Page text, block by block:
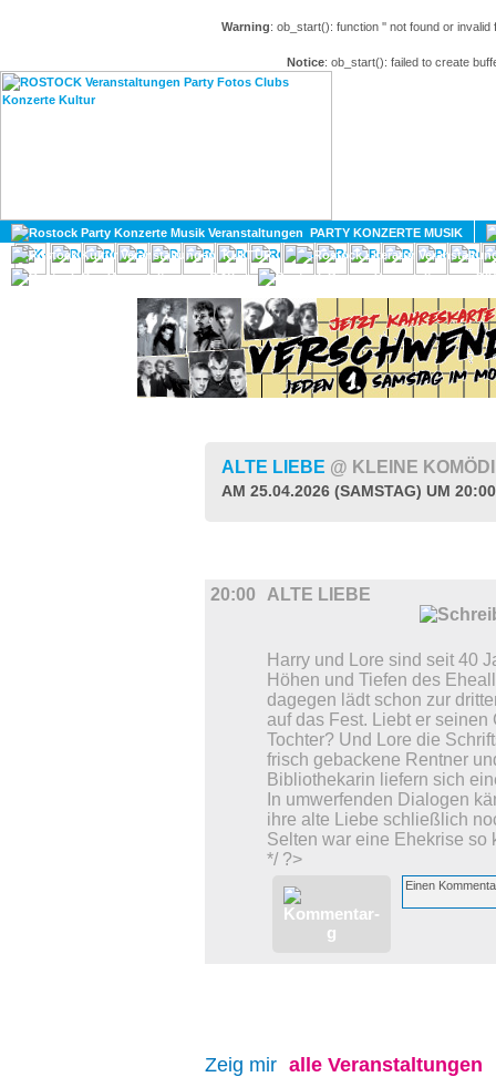
Warning: ob_start(): function '' not found or
Notice: ob_start(): failed to create
PARTY KONZERTE MUSIK
KULTUR
GAY
ALTE LIEBE @ KLEINE
AM 25.04.2026 (SAMSTAG) UM
20:00 ALTE LIEBE
Harry und Lore sind seit 40
Höhen und Tiefen des
dagegen lädt schon zur
auf das Fest. Liebt er
Tochter? Und Lore die
frisch gebackene Rentner
Bibliothekarin liefern sich
In umwerfenden Dialogen
ihre alte Liebe schließlich
Selten war eine Ehekrise so
*/ ?>
Zeig mir alle Veranstaltungen